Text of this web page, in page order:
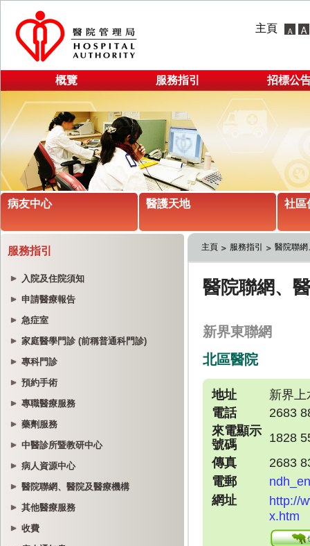
主頁
概覽 服務指引 招標公
病友中心 醫護天地 社區
服務指引
入院及住院須知
申請醫療報告
急症室
家庭醫學門診 (前稱普通科門診)
專科門診
預約手術
專職醫療服務
藥劑服務
中醫診所暨教研中心
病人資源中心
醫院聯網、醫院及醫療機構
其他醫療服務
收費
主頁 服務指引 醫院聯網